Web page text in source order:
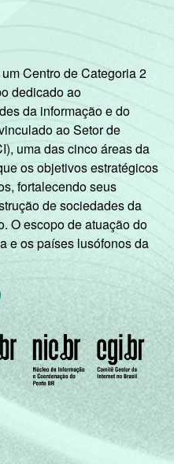
associativas.
estatísticos
variável este
2009
Centro de Categoria 2
dedicado ao
da informação e do
ao Setor de
uma das cinco áreas da
os objetivos estratégicos
fortalecendo seus
de sociedades da
O escopo de atuação do
e os países lusófonos da